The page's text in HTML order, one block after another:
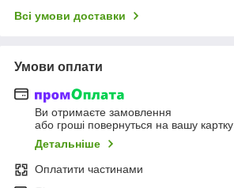
Всі умови доставки
Умови оплати
Ви отримаєте замовлення
або гроші повернуться на вашу картку
Детальніше
Оплатити частинами